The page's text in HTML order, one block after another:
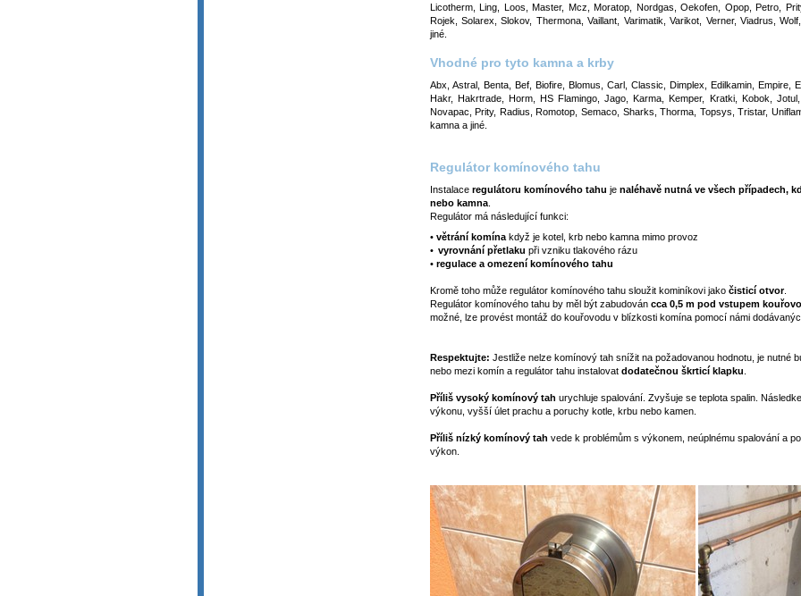
Licotherm, Ling, Loos, Master, Mcz, Moratop, Nordgas, Oekofen, Opop, Petro,
Rojek, Solarex, Slokov, Thermona, Vaillant, Varimatik, Varikot, Verner, Viadrus,
jiné.
Vhodné pro tyto kamna a krby
Abx, Astral, Benta, Bef, Biofire, Blomus, Carl, Classic, Dimplex, Edilkamin, Empire,
Hakr, Hakrtrade, Horm, HS Flamingo, Jago, Karma, Kemper, Kratki, Kobok,
Novapac, Prity, Radius, Romotop, Semaco, Sharks, Thorma, Topsys, Tristar,
kamna a jiné.
Regulátor komínového tahu
Instalace regulátoru komínového tahu je naléhavě nutná ve všech případech,
nebo kamna.
Regulátor má následující funkci:
• větrání komínakdyž je kotel, krb nebo kamna mimo provoz
• vyrovnání přetlaku při vzniku tlakového rázu
• regulace a omezení komínového tahu
Kromě toho může regulátor komínového tahu sloužit kominíkovi jako čisticí otvor.
Regulátor komínového tahu by měl být zabudován cca 0,5 m pod vstupem
možné, lze provést montáž do kouřovodu v blízkosti komína pomocí námi
Respektujte: Jestliže nelze komínový tah snížit na požadovanou hodnotu, je nutné
nebo mezi komín a regulátor tahu instalovat dodatečnou škrticí klapku
Příliš vysoký komínový tah urychluje spalování. Zvyšuje se teplota spalin.
výkonu, vyšší úlet prachu a poruchy kotle, krbu nebo kamen.
Příliš nízký komínový tah vede k problémům s výkonem, neúplnému spalování a
výkon.